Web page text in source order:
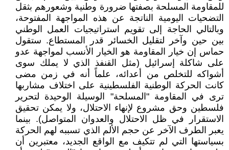
للمقاومة المسلحة بصفتها ضرورة وطنية وشعورهم بثقل
التضحيات اليومية الناتجة عن هذه المواجهة المفتوحة،
وبالتالي الحاجة إلى تقويم استراتيجيات العمل الوطني
بين حين وآخر لتقليل الخسائر قدر المستطاع. ستقول
حماس إن خيار المقاومة هو الخيار الأنسب لمواجهة عدو
على شاكلة إسرائيل (مثل القنفذ الذي لا يملك سوى
أشواكه للتخلص من أعدائه، علماً أنه في زمن مضى
كانت الحركة الوطنية الفلسطينية على اختلاف مشاربها
ترى في المقاومة "المسلحة" الوسيلة الوحيدة لتحرير
فلسطين وحق مشروع لإنهاء الاحتلال، ولا يمكن تحقيق
الاستقرار في ظل الاحتلال والعدوان المتواصل). بينما
يعبر الطرف الآخر عن حجم الألم الذي تسببه لهم الحركة
بسياستها التي لم تتكيف مع الواقع الجديد، معتبرين أن